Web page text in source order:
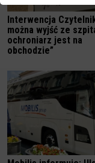
Interwencja
można wyjść ze
ochroniarz jest na
obchodzie”